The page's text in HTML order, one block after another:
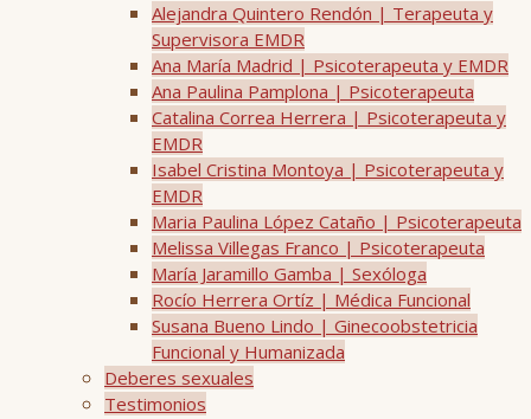
Alejandra Quintero Rendón | Terapeuta y
Supervisora EMDR
Ana María Madrid | Psicoterapeuta y EMDR
Ana Paulina Pamplona | Psicoterapeuta
Catalina Correa Herrera | Psicoterapeuta y
EMDR
Isabel Cristina Montoya | Psicoterapeuta y
EMDR
Maria Paulina López Cataño | Psicoterapeuta
Melissa Villegas Franco | Psicoterapeuta
María Jaramillo Gamba | Sexóloga
Rocío Herrera Ortíz | Médica Funcional
Susana Bueno Lindo | Ginecoobstetricia
Funcional y Humanizada
Deberes sexuales
Testimonios